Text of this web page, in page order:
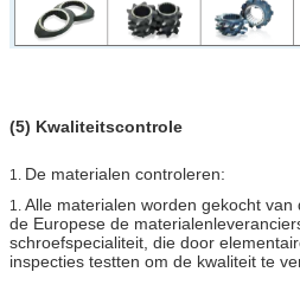
(5) Kwaliteitscontrole
1. De materialen controleren:
1. Alle materialen worden gekocht
de Europese de
schroefspecialiteit, die door
inspecties testten om de kwaliteit te